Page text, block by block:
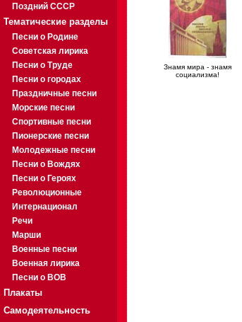
Поздний СССР
Тематические разделы
Песни о Родине
Советская лирика
Песни о Труде
Песни о городах
Праздничные песни
Морские песни
Спортивные песни
Пионерские песни
Молодежные песни
Песни о Вождях
Песни о Героях
Революционные
Интернационал
Речи
Марши
Военные песни
Военная лирика
Песни о ВОВ
Плакаты
Самодеятельность
Знамя мира - знамя
социализма!